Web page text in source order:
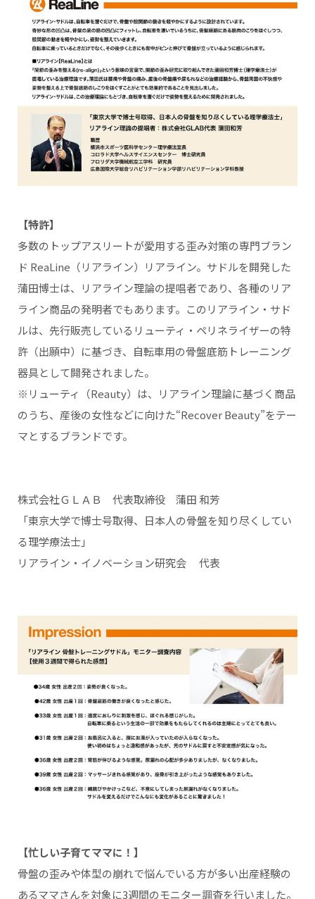
【特許】
多数のトップアスリートが愛用する歪み対策の専門ブラン
ド ReaLine（リアライン）リアライン。サドルを開発した
蒲田博士は、リアライン理論の提唱者であり、各種のリア
ライン商品の発明者でもあります。このリアライン・サド
ルは、先行販売しているリューティ・ペリネライザーの特
許（出願中）に基づき、自転車用の骨盤底筋トレーニング
器具として開発されました。
※リューティ（Reauty）は、リアライン理論に基づく商品
のうち、産後の女性などに向けた“Recover Beauty”をテー
マとするブランドです。
株式会社ＧＬＡＢ 代表取締役 蒲田 和芳
「東京大学で博士号取得、日本人の骨盤を知り尽くしてい
る理学療法士」
リアライン・イノベーション研究会 代表
【忙しい子育てママに！】
骨盤の歪みや体型の崩れで悩んでいる方が多い出産経験の
あるママさんを対象に3週間のモニター調査を行いました。